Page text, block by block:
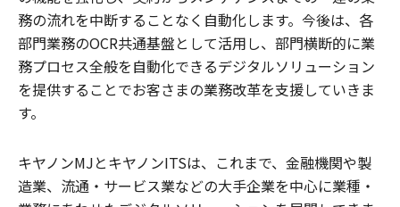
務の流れを中断することなく自動化します。今後は、各
部門業務のOCR共通基盤として活用し、部門横断的に業
務プロセス全般を自動化できるデジタルソリューション
を提供することでお客さまの業務改革を支援していきま
す。
キヤノンMJとキヤノンITSは、これまで、金融機関や製
造業、流通・サービス業などの大手企業を中心に業種・